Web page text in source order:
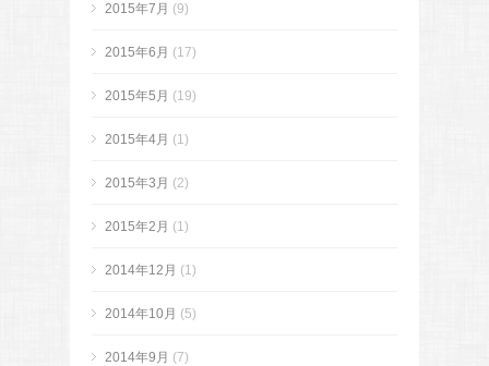
2015年7月 (9)
2015年6月 (17)
2015年5月 (19)
2015年4月 (1)
2015年3月 (2)
2015年2月 (1)
2014年12月 (1)
2014年10月 (5)
2014年9月 (7)